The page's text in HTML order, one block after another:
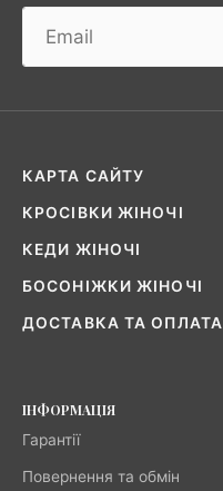
КАРТА САЙТУ
КРОСІВКИ ЖІНОЧІ
КЕДИ ЖІНОЧІ
БОСОНІЖКИ ЖІНОЧІ
ДОСТАВКА ТА ОПЛАТА
ІНФОРМАЦІЯ
Гарантії
Повернення та обмін